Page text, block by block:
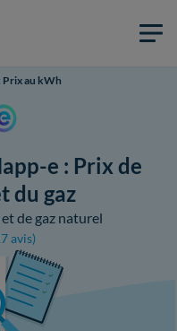
Prix au kWh
e : Prix de
du gaz
de gaz naturel
avis)